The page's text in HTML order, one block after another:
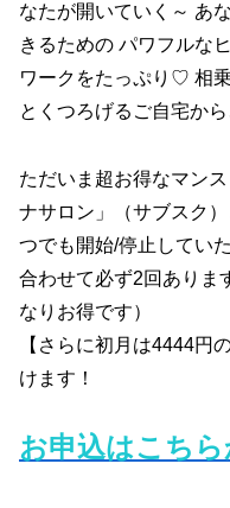
なたが開いていく～ あ
きるための パワフルな
ワークをたっぷり♡ 相
とくつろげるご自宅か
ただいま超お得なマン
ナサロン」（サブスク
つでも開始/停止してい
合わせて必ず2回ありま
なりお得です）
【さらに初月は4444円
けます！
お申込はこちら